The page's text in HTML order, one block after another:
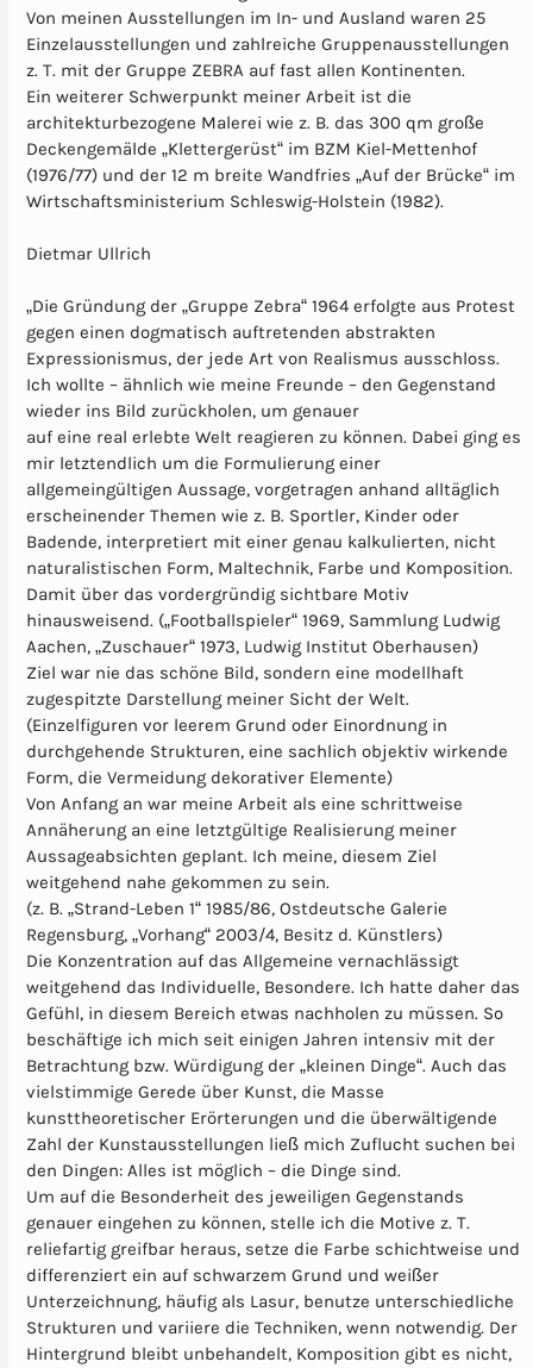
Von meinen Ausstellungen im In- und Ausland waren 25
Einzelausstellungen und zahlreiche Gruppenausstellungen
z. T. mit der Gruppe ZEBRA auf fast allen Kontinenten.
Ein weiterer Schwerpunkt meiner Arbeit ist die
architekturbezogene Malerei wie z. B. das 300 qm große
Deckengemälde „Klettergerüst“ im BZM Kiel-Mettenhof
(1976/77) und der 12 m breite Wandfries „Auf der Brücke“ im
Wirtschaftsministerium Schleswig-Holstein (1982).
Dietmar Ullrich
„Die Gründung der „Gruppe Zebra“ 1964 erfolgte aus Protest
gegen einen dogmatisch auftretenden abstrakten
Expressionismus, der jede Art von Realismus ausschloss.
Ich wollte – ähnlich wie meine Freunde – den Gegenstand
wieder ins Bild zurückholen, um genauer
auf eine real erlebte Welt reagieren zu können. Dabei ging es
mir letztendlich um die Formulierung einer
allgemeingültigen Aussage, vorgetragen anhand alltäglich
erscheinender Themen wie z. B. Sportler, Kinder oder
Badende, interpretiert mit einer genau kalkulierten, nicht
naturalistischen Form, Maltechnik, Farbe und Komposition.
Damit über das vordergründig sichtbare Motiv
hinausweisend. („Footballspieler“ 1969, Sammlung Ludwig
Aachen, „Zuschauer“ 1973, Ludwig Institut Oberhausen)
Ziel war nie das schöne Bild, sondern eine modellhaft
zugespitzte Darstellung meiner Sicht der Welt.
(Einzelfiguren vor leerem Grund oder Einordnung in
durchgehende Strukturen, eine sachlich objektiv wirkende
Form, die Vermeidung dekorativer Elemente)
Von Anfang an war meine Arbeit als eine schrittweise
Annäherung an eine letztgültige Realisierung meiner
Aussageabsichten geplant. Ich meine, diesem Ziel
weitgehend nahe gekommen zu sein.
(z. B. „Strand-Leben 1“ 1985/86, Ostdeutsche Galerie
Regensburg, „Vorhang“ 2003/4, Besitz d. Künstlers)
Die Konzentration auf das Allgemeine vernachlässigt
weitgehend das Individuelle, Besondere. Ich hatte daher das
Gefühl, in diesem Bereich etwas nachholen zu müssen. So
beschäftige ich mich seit einigen Jahren intensiv mit der
Betrachtung bzw. Würdigung der „kleinen Dinge“. Auch das
vielstimmige Gerede über Kunst, die Masse
kunsttheoretischer Erörterungen und die überwältigende
Zahl der Kunstausstellungen ließ mich Zuflucht suchen bei
den Dingen: Alles ist möglich – die Dinge sind.
Um auf die Besonderheit des jeweiligen Gegenstands
genauer eingehen zu können, stelle ich die Motive z. T.
reliefartig greifbar heraus, setze die Farbe schichtweise und
differenziert ein auf schwarzem Grund und weißer
Unterzeichnung, häufig als Lasur, benutze unterschiedliche
Strukturen und variiere die Techniken, wenn notwendig. Der
Hintergrund bleibt unbehandelt, Komposition gibt es nicht,